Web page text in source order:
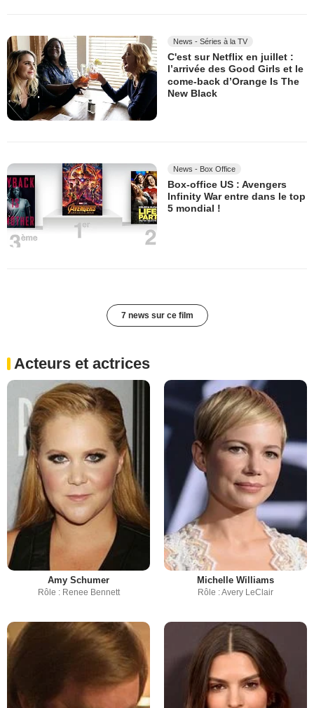
News - Séries à la TV
C'est sur Netflix en juillet :
l’arrivée des Good Girls et le
come-back d’Orange Is The
New Black
News - Box Office
Box-office US : Avengers
Infinity War entre dans le top
5 mondial !
7 news sur ce film
Acteurs et actrices
Amy Schumer
Rôle : Renee Bennett
Michelle Williams
Rôle : Avery LeClair